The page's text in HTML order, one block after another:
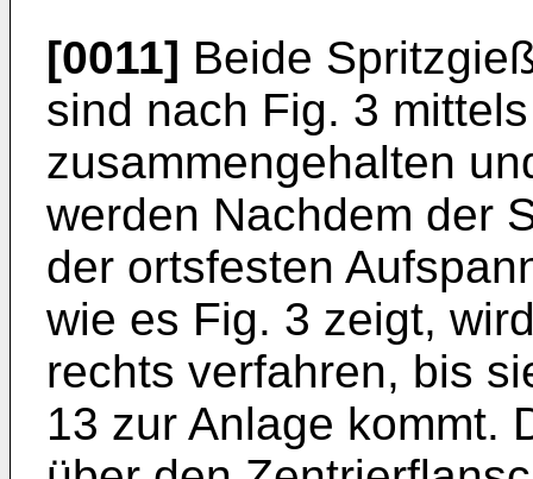
[0011] Beide
sind nach Fig. 3
zusammengehalten
werden Nachdem der
der ortsfesten
wie es Fig. 3 zeigt,
rechts verfahren, bis
13 zur Anlage kommt.